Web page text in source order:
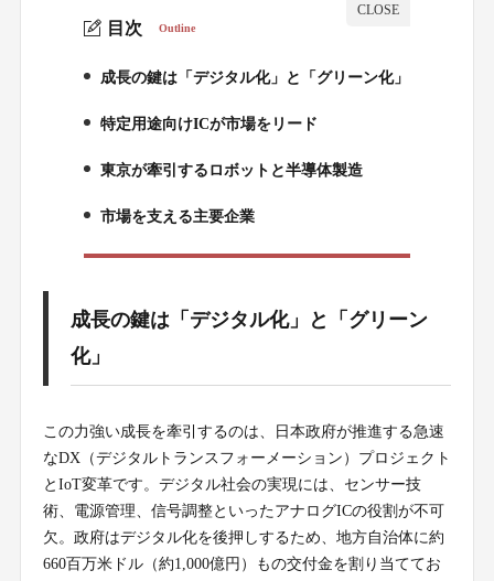
目次 Outline
1.
成長の鍵は「デジタル化」と「グリーン化」
特定用途向けICが市場をリード
3.
東京が牽引するロボットと半導体製造
市場を支える主要企業
成長の鍵は「デジタル化」と「グリーン
化」
この力強い成長を牽引するのは、日本政府が推進する急速
なDX（デジタルトランスフォーメーション）プロジェクト
とIoT変革です。デジタル社会の実現には、センサー技
術、電源管理、信号調整といったアナログICの役割が不可
欠。政府はデジタル化を後押しするため、地方自治体に約
660百万米ドル（約1,000億円）もの交付金を割り当ててお